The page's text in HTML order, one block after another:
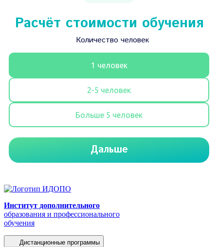
Институт дополнительного
образования и профессионального
обучения
Дистанционные программы